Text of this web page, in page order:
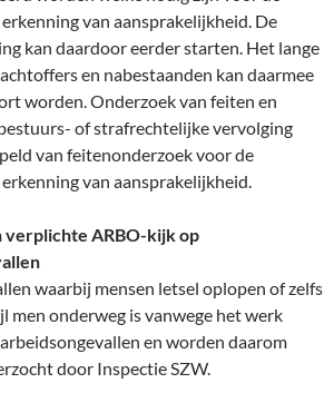
van aansprakelijkheid. De
kan daardoor eerder starten. Het lange
en nabestaanden kan daarmee
worden. Onderzoek van feiten en
of strafrechtelijke vervolging
van feitenonderzoek voor de
van aansprakelijkheid.
verplichte ARBO-kijk op
waarbij mensen letsel oplopen of zelfs
men onderweg is vanwege het werk
en worden daarom
door Inspectie SZW.